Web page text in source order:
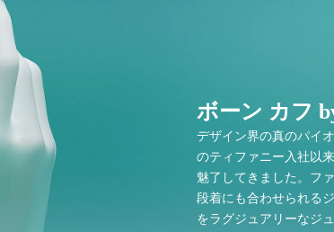
ボーン カフ
デザイン界の真のパイ
のティファニー入社以
魅了してきました。フ
段着にも合わせられる
をラグジュアリーなジ